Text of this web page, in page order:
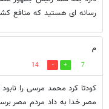
رسانه ای هستید که منافع
م
7
14
کودتا کرد محمد مرسی را
مصر خدا به داد مردم مصر